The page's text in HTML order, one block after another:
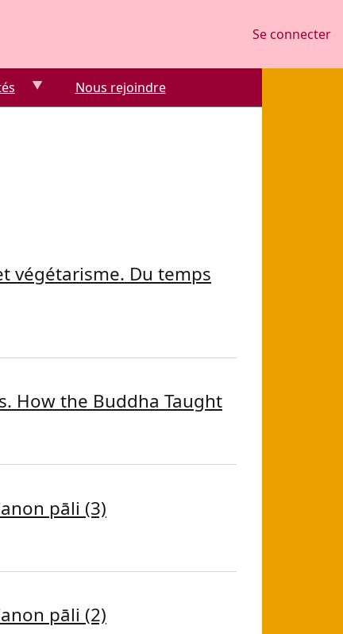
Se connecter
Nous rejoindre
végétarisme. Du temps
How the Buddha Taught
pāli (3)
pāli (2)